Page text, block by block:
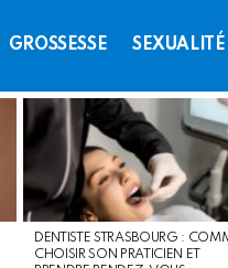
GROSSESSE SEXUALITÉ
DENTISTE STRASBOURG :
CHOISIR SON PRATICIEN ET